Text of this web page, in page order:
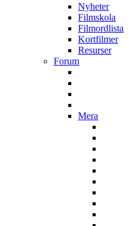
Nyheter
Filmskola
Filmordlista
Kortfilmer
Resurser
Forum
Mera